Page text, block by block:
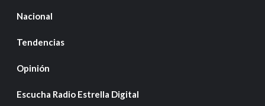
Nacional
Tendencias
Opinión
Escucha Radio Estrella Digital